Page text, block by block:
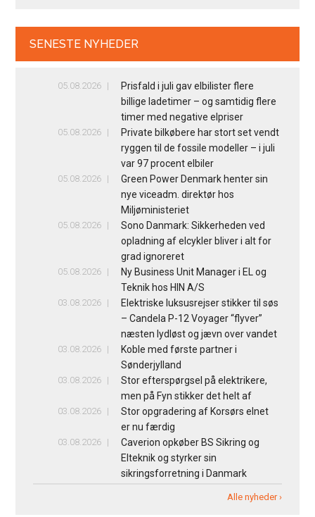
SENESTE NYHEDER
05.08.2026
Prisfald i juli gav elbilister flere
billige ladetimer – og samtidig flere
timer med negative elpriser
05.08.2026
Private bilkøbere har stort set vendt
ryggen til de fossile modeller – i juli
var 97 procent elbiler
05.08.2026
Green Power Denmark henter sin
nye viceadm. direktør hos
Miljøministeriet
05.08.2026
Sono Danmark: Sikkerheden ved
opladning af elcykler bliver i alt for
grad ignoreret
05.08.2026
Ny Business Unit Manager i EL og
Teknik hos HIN A/S
03.08.2026
Elektriske luksusrejser stikker til søs
– Candela P-12 Voyager “flyver”
næsten lydløst og jævn over vandet
03.08.2026
Koble med første partner i
Sønderjylland
03.08.2026
Stor efterspørgsel på elektrikere,
men på Fyn stikker det helt af
03.08.2026
Stor opgradering af Korsørs elnet
er nu færdig
03.08.2026
Caverion opkøber BS Sikring og
Elteknik og styrker sin
sikringsforretning i Danmark
Alle nyheder ›